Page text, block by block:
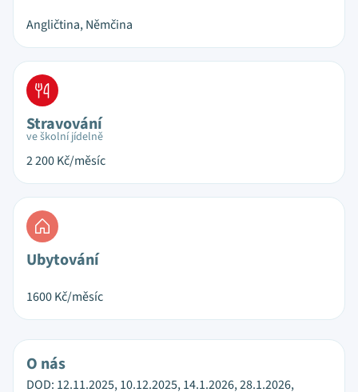
Angličtina, Němčina
Stravování
ve školní jídelně
2 200Kč/měsíc
Ubytování
1600Kč/měsíc
O nás
DOD: 12.11.2025, 10.12.2025, 14.1.2026, 28.1.2026,